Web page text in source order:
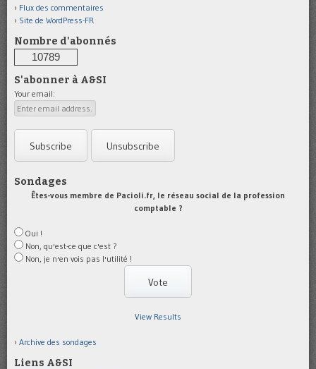
Flux des commentaires
Site de WordPress-FR
Nombre d'abonnés
10789
S'abonner à A&SI
Your email:
Sondages
Êtes-vous membre de Pacioli.fr, le réseau social de la profession
comptable ?
Oui !
Non, qu'est-ce que c'est ?
Non, je n'en vois pas l'utilité !
View Results
Archive des sondages
Liens A&SI